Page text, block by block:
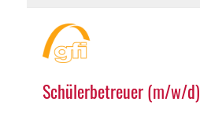
Schülerbetreuer (m/w/d)